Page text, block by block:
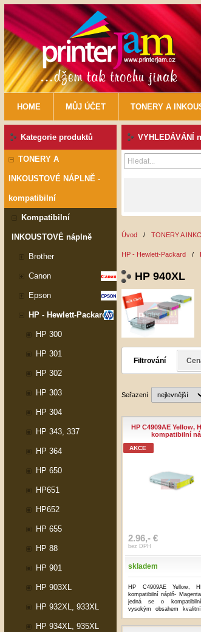
HOME MŮJ ÚČET TONERY A
Kategorie produktů
TONERY A
INKOUSTOVÉ NÁPLNĚ -
kompatibilní
Kompatibilní
INKOUSTOVÉ náplně
Brother
Canon
Epson
HP - Hewlett-Packard
HP 300
HP 301
HP 302
HP 303
HP 304
HP 343, 337
HP 364
HP 650
HP651
HP652
HP 655
HP 88
HP 901
HP 903XL
HP 932XL, 933XL
HP 934XL, 935XL
VYHLEDÁVÁNÍ
Úvod / TONERY A
HP - Hewlett-Packard /
HP 940XL
Filtrování
Seřazení
HP C4909AE Yellow,
kompatibilní
AKCE
2.96,- €
bez DPH
skladem
HP C4909AE Yellow,
kompatibilní náplň-
jedná se o
vysokým obsahem